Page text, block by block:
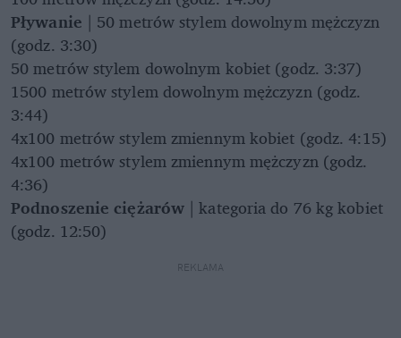
Pływanie | 50 metrów stylem dowolnym mężczyzn
(godz. 3:30)
50 metrów stylem dowolnym kobiet (godz. 3:37)
1500 metrów stylem dowolnym mężczyzn (godz.
3:44)
4x100 metrów stylem zmiennym kobiet (godz. 4:15)
4x100 metrów stylem zmiennym mężczyzn (godz.
4:36)
Podnoszenie ciężarów | kategoria do 76 kg kobiet
(godz. 12:50)
REKLAMA